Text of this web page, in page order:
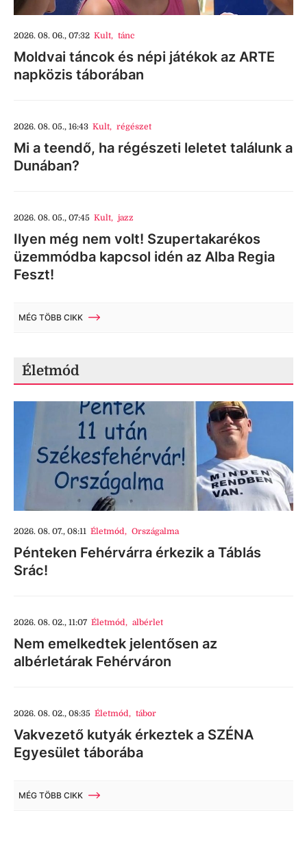
2026. 08. 06., 07:32 Kult, tánc
Moldvai táncok és népi játékok az ARTE
napközis táborában
2026. 08. 05., 16:43 Kult, régészet
Mi a teendő, ha régészeti leletet találunk a
Dunában?
2026. 08. 05., 07:45 Kult, jazz
Ilyen még nem volt! Szupertakarékos
üzemmódba kapcsol idén az Alba Regia
Feszt!
MÉG TÖBB CIKK
Életmód
2026. 08. 07., 08:11 Életmód, Országalma
Pénteken Fehérvárra érkezik a Táblás
Srác!
2026. 08. 02., 11:07 Életmód, albérlet
Nem emelkedtek jelentősen az
albérletárak Fehérváron
2026. 08. 02., 08:35 Életmód, tábor
Vakvezető kutyák érkeztek a SZÉNA
Egyesület táborába
MÉG TÖBB CIKK